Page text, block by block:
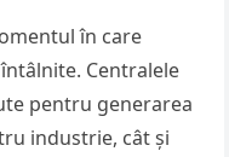
în care
Centralele
pentru generarea
industrie, cât și